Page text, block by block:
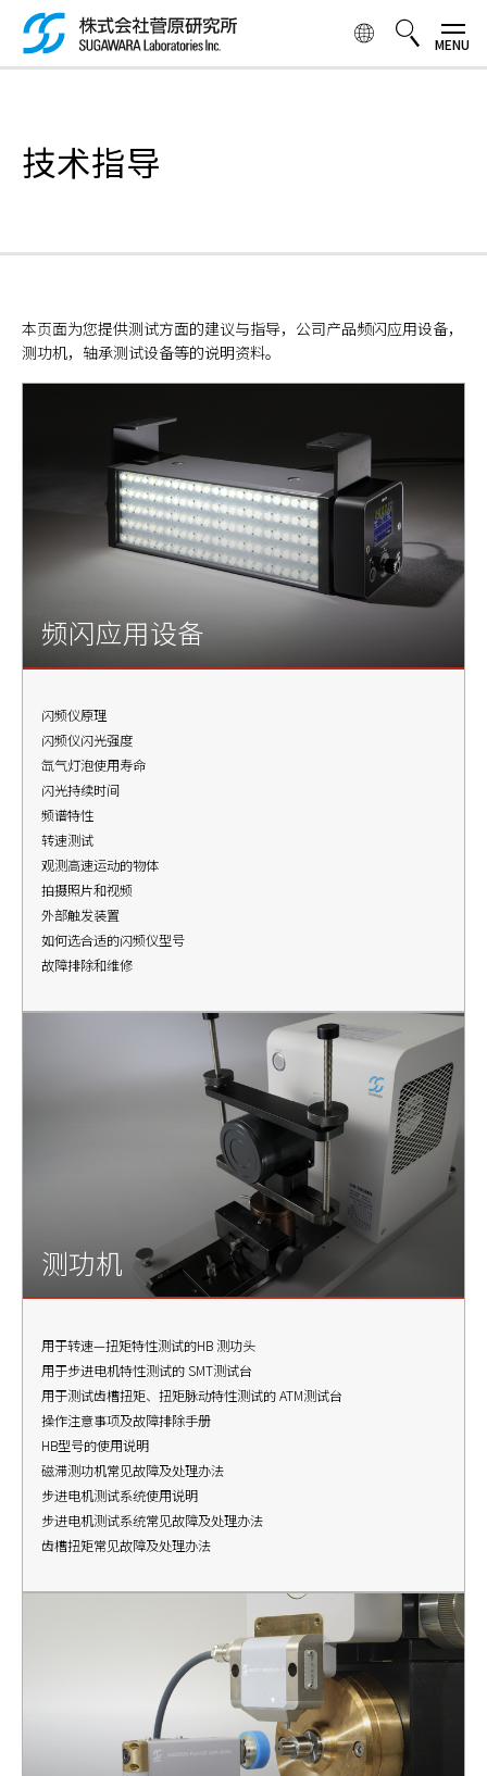
跳
转
技术指导
本页面为您提供测试方面的建议与指导，公司产品频闪应用设备，
测功机，轴承测试设备等的说明资料。
频闪应用设备
闪频仪原理
闪频仪闪光强度
氙气灯泡使用寿命
闪光持续时间
频谱特性
转速测试
观测高速运动的物体
拍摄照片和视频
外部触发装置
如何选合适的闪频仪型号
故障排除和维修
测功机
用于转速—扭矩特性测试的HB 测功头
用于步进电机特性测试的 SMT测试台
用于测试齿槽扭矩、扭矩脉动特性测试的 ATM测试台
操作注意事项及故障排除手册
HB型号的使用说明
磁滞测功机常见故障及处理办法
步进电机测试系统使用说明
步进电机测试系统常见故障及处理办法
齿槽扭矩常见故障及处理办法